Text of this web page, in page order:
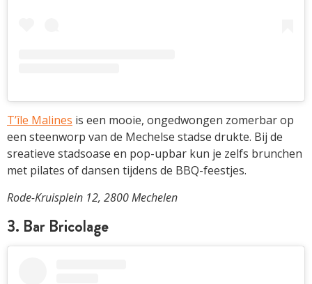
T’île Malines is een mooie, ongedwongen zomerbar op
een steenworp van de Mechelse stadse drukte. Bij de
sreatieve stadsoase en pop-upbar kun je zelfs brunchen
met pilates of dansen tijdens de BBQ-feestjes.
Rode-Kruisplein 12, 2800 Mechelen
3. Bar Bricolage